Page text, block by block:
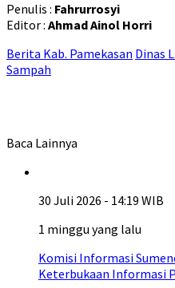
Penulis : Fahrurrosyi
Editor : Ahmad Ainol Horri
Berita Kab. Pamekasan Dinas
Sampah
Baca Lainnya
30 Juli 2026 - 14:19 WIB
1 minggu yang lalu
Komisi Informasi
Keterbukaan Informasi